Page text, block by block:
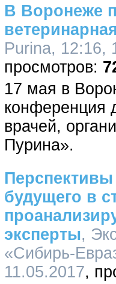
В Воронеже
Purina, 12:16,
17 мая в
конференция
врачей,
Пурина».
будущего в
эксперты,
«Сибирь-
11.05.2017